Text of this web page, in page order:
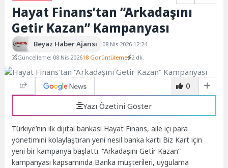
Hayat Finans’tan “Arkadaşını
Getir Kazan” Kampanyası
Beyaz Haber Ajansı
08 Nis 2026 12:24
Güncelleme: 08 Nis 202618 Görüntüleme 2 dk.
0
Yazı Özetini Göster
Türkiye’nin ilk dijital bankası Hayat Finans, aile içi para
yönetimini kolaylaştıran yeni nesil banka kartı Biz Kart için
yeni bir kampanya başlattı. “Arkadaşını Getir Kazan”
kampanyası kapsamında Banka müşterileri, uygulama